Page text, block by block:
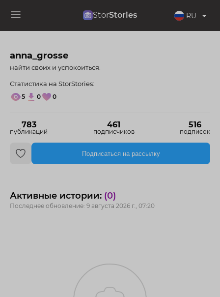
StorStories RU
anna_grosse
783
публикаций
461
подписчиков
516
подписок
найти своих и успокоиться.
Статистика на StorStories:
5 0 0
Подписаться на рассылку
Активные истории: (0)
Последнее обновление: 9 августа 2026 г., 07:20